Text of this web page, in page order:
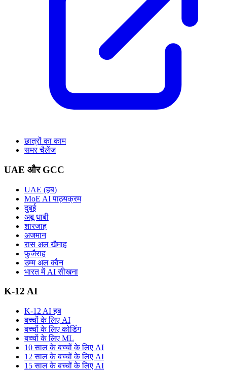
छात्रों का काम
समर चैलेंज
UAE और GCC
UAE (हब)
MoE AI पाठ्यक्रम
दुबई
अबू धाबी
शारजाह
अजमान
रास अल खैमाह
फुजैराह
उम्म अल क्वैन
भारत में AI सीखना
K-12 AI
K-12 AI हब
बच्चों के लिए AI
बच्चों के लिए कोडिंग
बच्चों के लिए ML
10 साल के बच्चों के लिए AI
12 साल के बच्चों के लिए AI
15 साल के बच्चों के लिए AI